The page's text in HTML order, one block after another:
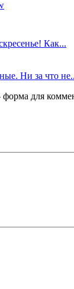
Как...
Ни за что
форма для